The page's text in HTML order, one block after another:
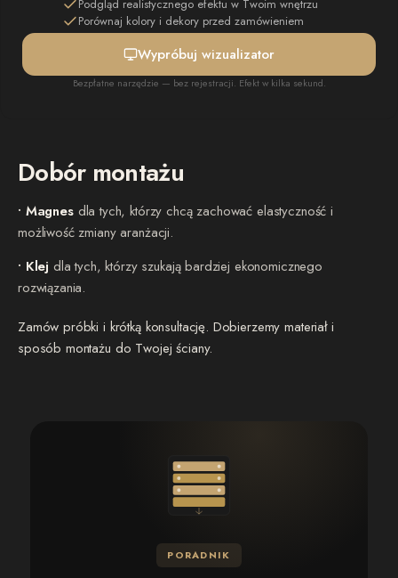
Podgląd realistycznego efektu w Twoim wnętrzu
Porównaj kolory i dekory przed zamówieniem
Wypróbuj wizualizator
Bezpłatne narzędzie — bez rejestracji. Efekt w kilka sekund.
Dobór montażu
• Magnesdla tych, którzy chcą zachować elastyczność i
możliwość zmiany aranżacji.
• Klej dla tych, którzy szukają bardziej ekonomicznego
rozwiązania.
Zamów próbki i krótką konsultację. Dobierzemy materiał i
sposób montażu do Twojej ściany.
PORADNIK